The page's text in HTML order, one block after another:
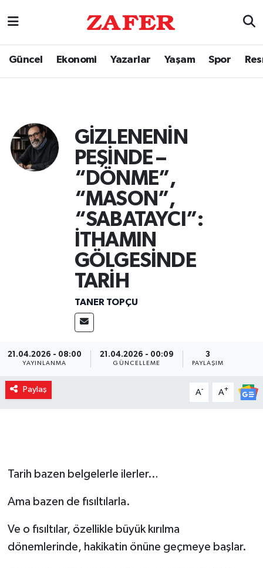
Güncel Ekonomi Yazarlar Yaşam Spor
GİZLENENİN
PEŞİNDE –
“DÖNME”,
“MASON”,
“SABATAYCI”:
İTHAMIN
GÖLGESİNDE
TARİH
TANER TOPÇU
21.04.2026 - 08:00
YAYINLANMA
21.04.2026 - 00:09
GÜNCELLEME
3
PAYLAŞIM
Paylaş A- A+
Tarih bazen belgelerle ilerler…
Ama bazen de fısıltılarla.
Ve o fısıltılar, özellikle büyük kırılma
dönemlerinde, hakikatin önüne geçmeye başlar.